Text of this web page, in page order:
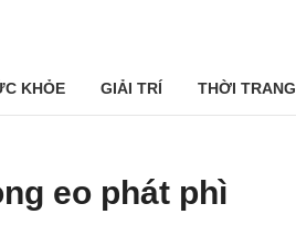
KHỎE GIẢI TRÍ THỜI TRANG
eo phát phì